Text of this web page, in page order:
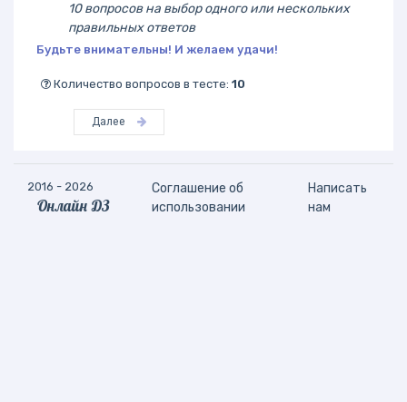
10 вопросов на выбор одного или нескольких
правильных ответов
Будьте внимательны! И желаем удачи!
Количество вопросов в тесте: 10
Далее
2016 - 2026
Онлайн ДЗ
Соглашение об
использовании
Написать
нам